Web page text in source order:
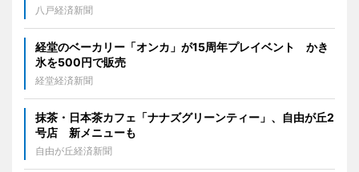
八戸経済新聞
経堂のベーカリー「オンカ」が15周年プレイベント かき
氷を500円で販売
経堂経済新聞
抹茶・日本茶カフェ「ナナズグリーンティー」、自由が丘2
号店 新メニューも
自由が丘経済新聞